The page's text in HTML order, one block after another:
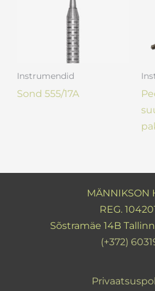
Instrumendid
Sond 555/17A
MÄNNIKSON
REG.
Sõstramäe 14B
(+372)